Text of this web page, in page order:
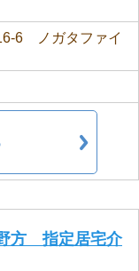
6 ノガタファイ
方 指定居宅介